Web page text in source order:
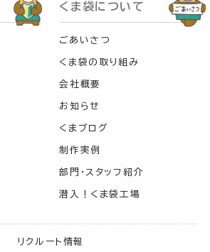
くま袋について
ごあいさつ
くま袋の取り組み
会社概要
お知らせ
くまブログ
制作実例
部門・スタッフ紹介
潜入！くま袋工場
リクルート情報